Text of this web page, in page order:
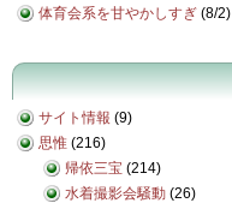
体育会系を甘やかしすぎ (8/2)
サイト情報 (9)
思惟 (216)
帰依三宝 (214)
水着撮影会騒動 (26)